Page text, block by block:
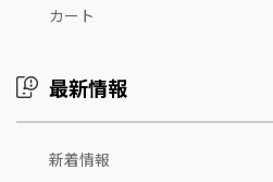
カート
最新情報
新着情報